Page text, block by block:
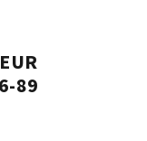
89